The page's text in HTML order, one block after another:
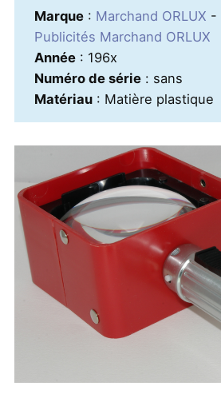
Marque: Marchand ORLUX -
Publicités Marchand ORLUX
Année: 196x
Numéro de série: sans
Matériau: Matière plastique